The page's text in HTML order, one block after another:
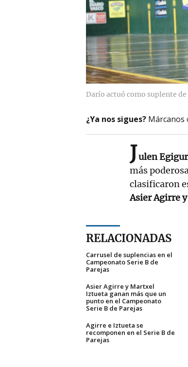
Darío actuó como suplente de
¿Ya nos sigues? Márcanos
Julen
más
clasificaron
Asier Agirre
RELACIONADAS
Carrusel de suplencias en el
Campeonato Serie B de
Parejas
Asier Agirre y Martxel
Iztueta ganan más que un
punto en el Campeonato
Serie B de Parejas
Agirre e Iztueta se
recomponen en el Serie B de
Parejas